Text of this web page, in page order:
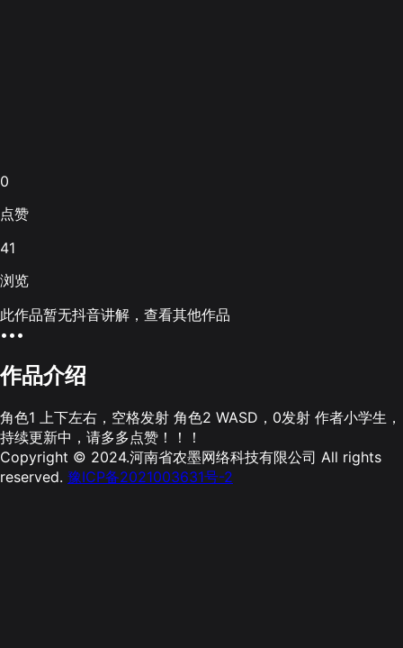
0
点赞
41
浏览
此作品暂无抖音讲解，查看其他作品
•••
作品介绍
角色1 上下左右，空格发射 角色2 WASD，0发射 作者小学生，
持续更新中，请多多点赞！！！
Copyright © 2024.河南省农墨网络科技有限公司 All rights
reserved. 豫ICP备2021003631号-2